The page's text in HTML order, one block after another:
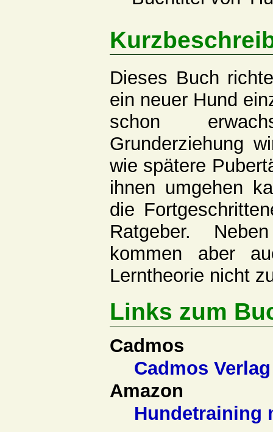
Dieses Buch
ein neuer Hund
schon
Grunderziehung
wie spätere
ihnen umgehen
die
Ratgeber.
kommen aber
Lerntheorie nicht
Links zum
Cadmos
Cadmos Verlag
Amazon
Hundetraining